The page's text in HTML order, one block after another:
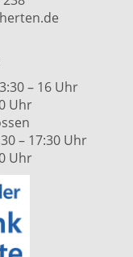
– 16 Uhr
Uhr
– 17:30 Uhr
Uhr